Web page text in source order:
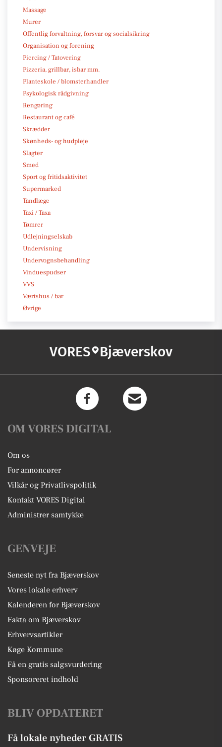
Massage
Murer
Offentlig forvaltning, forsvar og socialsikring
Organisation og forening
Piercing / Tatovering
Pizzeria, grillbar, isbar mm.
Planteskole / blomsterhandler
Psykologisk rådgivning
Rengøring
Restaurant og café
Skrædder
Skønheds- og hudpleje
Slagter
Smed
Sport og fritidsaktivitet
Supermarked
Tandlæge
Taxi / Taxa
Tømrer
Udlejningselskab
Undervisning
Undervognsbehandling
Vinduespudser
VVS
Værtshus / bar
Øvrige
VORES Bjæverskov
OM VORES DIGITAL
Om os
For annoncører
Vilkår og Privatlivspolitik
Kontakt VORES Digital
Administrer samtykke
GENVEJE
Seneste nyt fra Bjæverskov
Vores lokale erhverv
Kalenderen for Bjæverskov
Fakta om Bjæverskov
Erhvervsartikler
Køge Kommune
Få en gratis salgsvurdering
Sponsoreret indhold
BLIV OPDATERET
Få lokale nyheder GRATIS